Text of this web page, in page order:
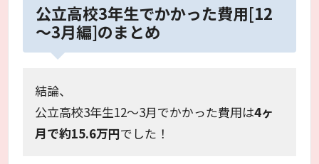
公立高校3年生でかかった費用[12
～3月編]のまとめ
結論、
公立高校3年生12～3月でかかった費用は4ヶ
月で約15.6万円でした！